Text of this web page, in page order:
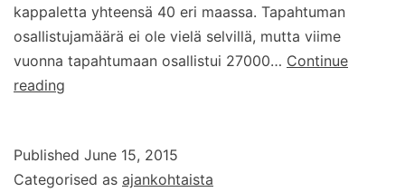
kappaletta yhteensä 40 eri maassa. Tapahtuman
osallistujamäärä ei ole vielä selvillä, mutta viime
vuonna tapahtumaan osallistui 27000… Continue
reading
Keskustorilla
–
Published June 15, 2015
Categorised as ajankohtaista